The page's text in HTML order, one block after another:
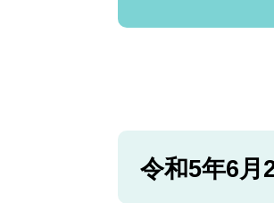
令和5年6月